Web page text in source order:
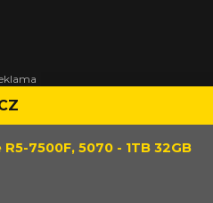
7500F, 5070 - 1TB 32GB